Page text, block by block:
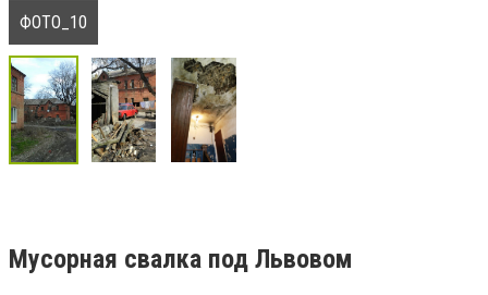
ФОТО_10
Мусорная свалка под Львовом